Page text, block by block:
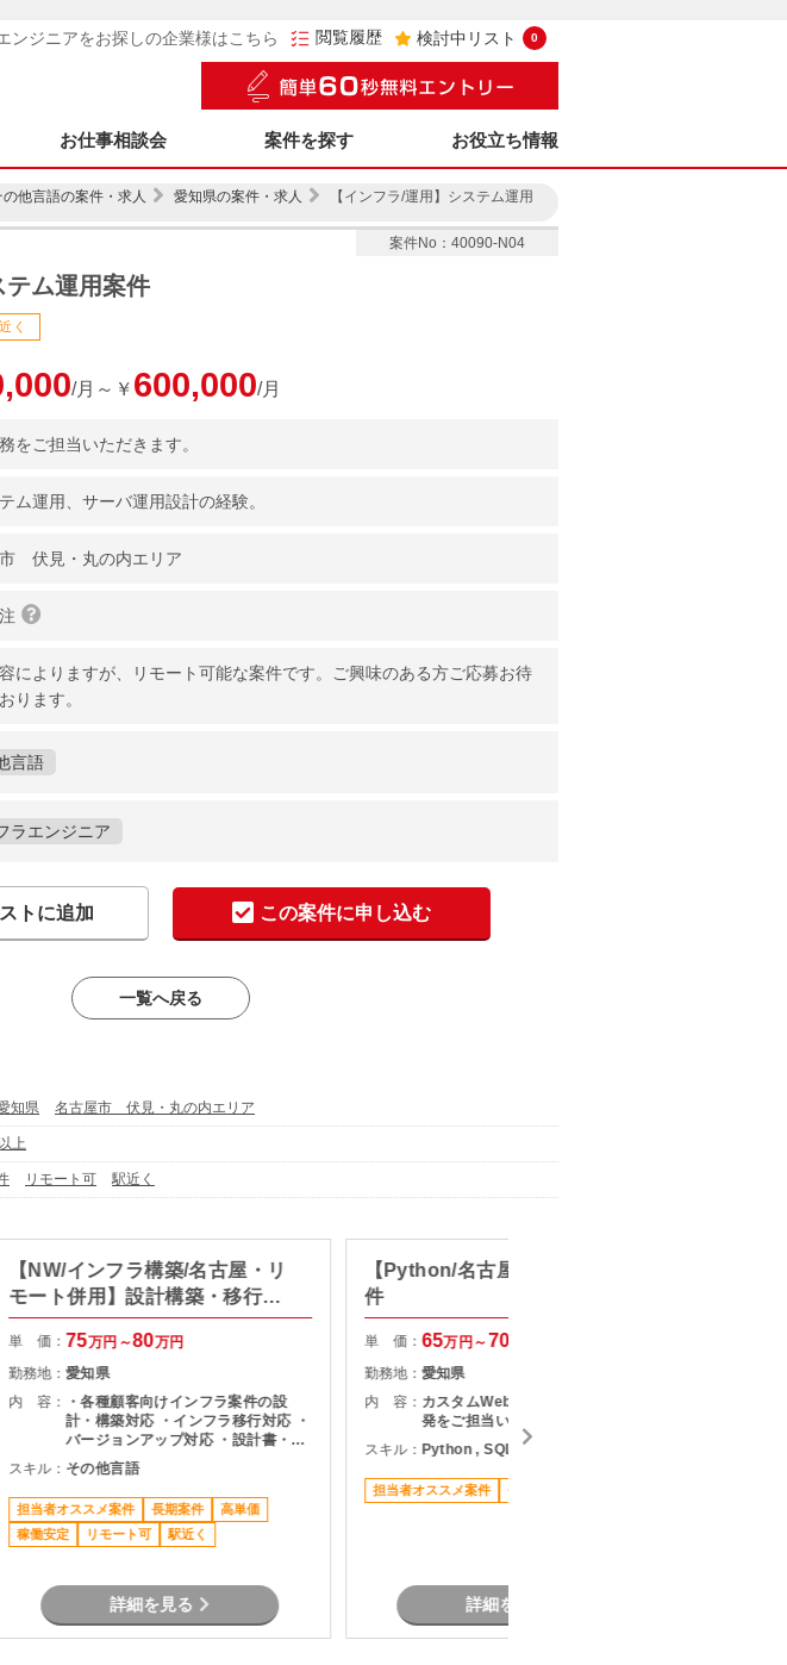
ンジニアをお探しの企業様はこちら 閲覧履歴 検討中リスト 0
お仕事相談会 案件を探す お役立ち情報
の他言語の案件・求人 愛知県の案件・求人
【インフラ/運用】システム運用
案件No：40090-N04
テム運用案件
く
/月～￥ 600,000/月
をご担当いただきます。
ム運用、サーバ運用設計の経験。
伏見・丸の内エリア
によりますが、リモート可能な案件です。ご興味のある方ご応募お待
ります。
言語
ラエンジニア
トに追加 この案件に申し込む
一覧へ戻る
知県 名古屋市 伏見・丸の内エリア
上
リモート可 駅近く
【NW/インフラ構築/名古屋・リ
モート併用】設計構築・移行対
応支援
単 価： 75万円～80万円
勤務地：愛知県
内 容：
・各種顧客向けインフラ案件の設
計・構築対応 ・インフラ移行対応 ・
バージョンアップ対応 ・設計書・構
成図などのドキュメント作成 ・顧客
環境に応じた各種インフラ構築支援
スキル： その他言語
担当者オススメ案件 長期案件
高単価
稼働安定
リモート可 駅近く
詳細を見る
【Python/名古屋】Web開発案
件
単 価： 65万円～70
勤務地： 愛知県
内 容： カスタムWebアプリケーションの開
発をご担当いただきます。
スキル： Python , SQL , その他言語 , BI
担当者オススメ案件 長期案件
詳細を見る